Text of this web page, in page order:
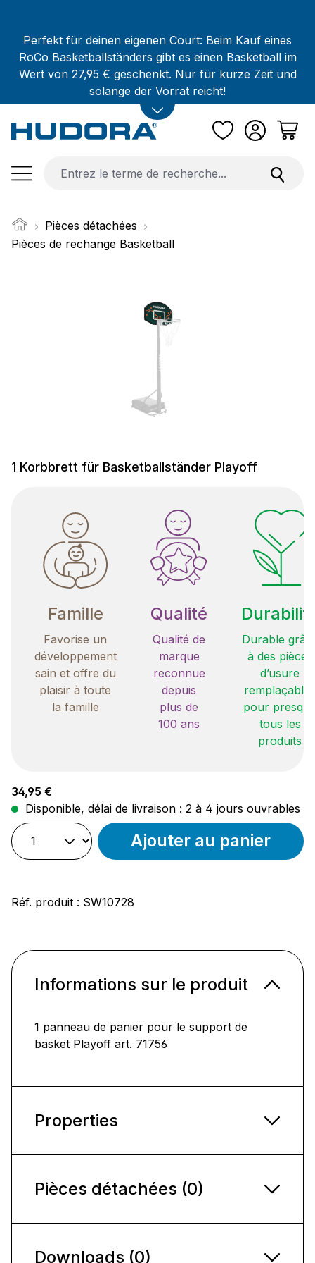
Perfekt für deinen eigenen Court: Beim Kauf eines
RoCo Basketballständers gibt es einen Basketball im
Wert von 27,95 € geschenkt. Nur für kurze Zeit und
solange der Vorrat reicht!
Pièces détachées
Pièces de rechange Basketball
1 Korbbrett für Basketballständer Playoff
Famille
Favorise un
développement
sain et offre du
plaisir à toute
la famille
Qualité
Qualité de
marque
reconnue
depuis
plus de
100 ans
Durable
à des pièces
d’usure
remplaçables
pour
tous les
produits
Prix régulier :
34,95 €
Disponible, délai de livraison : 2 à 4 jours ouvrables
Ajouter au panier
Réf. produit : SW10728
Informations sur le produit
1 panneau de panier pour le support de
basket Playoff art. 71756
Properties
Pièces détachées (0)
Downloads (0)